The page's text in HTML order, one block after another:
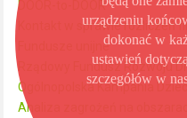
DOOR-to-DOOR
Kontakt w sprawie rozliczeń
Fundusze unijne
Rządowy Fundusz Rozwoju
Ogólnopolska Kampania
Analiza zagrożeń na
urządzeniu
dokonać w
ustawień
szczegółów w